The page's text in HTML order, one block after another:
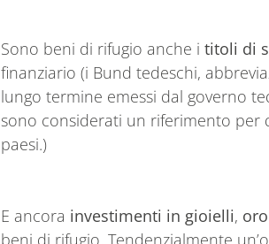
Sono beni di rifugio anche ititoli di
finanziario (i Bund tedeschi,
lungo termine emessi dal governo
sono considerati un riferimento
paesi.)
E ancora investimenti in gioielli,
beni di rifugio. Tendenzialmente